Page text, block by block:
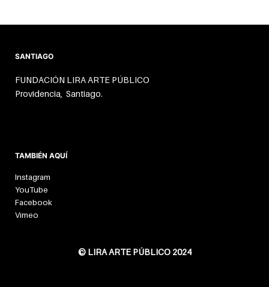
SANTIAGO
FUNDACIÓN LIRA ARTE PÚBLICO
Providencia, Santiago.
TAMBIÉN AQUÍ
Instagram
YouTube
Facebook
Vimeo
© LIRA ARTE PÚBLICO 2024